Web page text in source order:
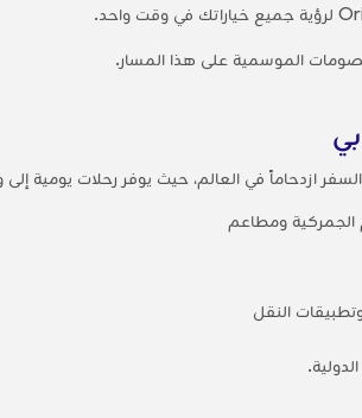
الموسمية على هذا المسار.
ومطاعم
النقل